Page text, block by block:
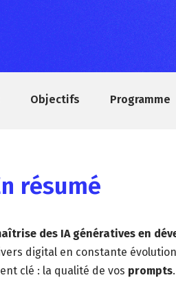
Objectifs Programme
résumé
des IA génératives en
digital en constante
clé : la qualité de vos prompts